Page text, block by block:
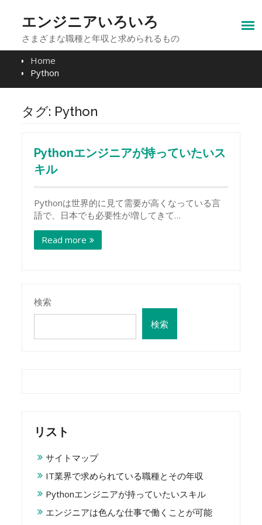
contentエンジニアいろいろ
さまざまな職種と年収と求められるもの
Home
Python
タグ: Python
Pythonエンジニアが持っていたいス
キル
Pythonは世界的に見て需要が高くなっている言
語で、日本でも必要性が増してきて…
Read more
検索
検索
リスト
サイトマップ
IT業界で求められている職種とその年収
Pythonエンジニアが持っていたいスキル
エンジニアは色んな仕事で働くことが可能